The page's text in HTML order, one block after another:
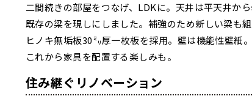
二間続きの部屋をつなげ、LDKに。天井は平天井から
既存の梁を現しにしました。補強のため新しい梁も
ヒノキ無垢板30㍉厚一枚板を採用。壁は機能性壁紙
これから家具を配置する楽しみも。
住み継ぐリノベーション